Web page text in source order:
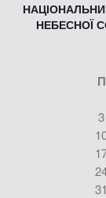
НЕБЕСНОЇ
П
3
31